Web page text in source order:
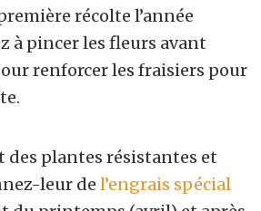
récolte l’année
à pincer les fleurs avant
renforcer les fraisiers pour
des plantes résistantes et
leur de l’engrais spécial